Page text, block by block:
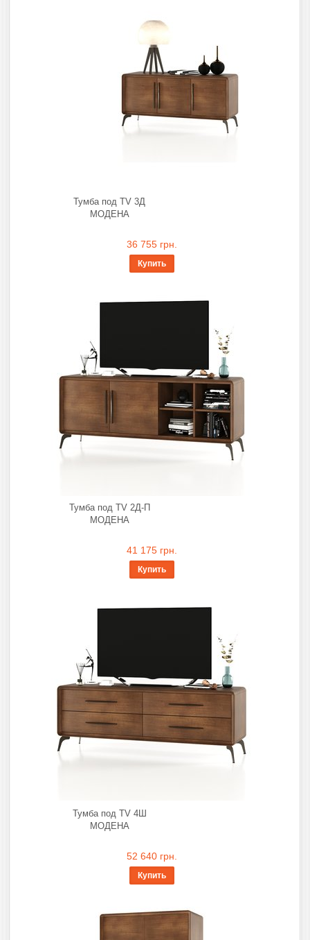
Тумба под TV 3Д
МОДЕНА
36 755 грн.
Купить
Тумба под TV 2Д-П
МОДЕНА
41 175 грн.
Купить
Тумба под TV 4Ш
МОДЕНА
52 640 грн.
Купить